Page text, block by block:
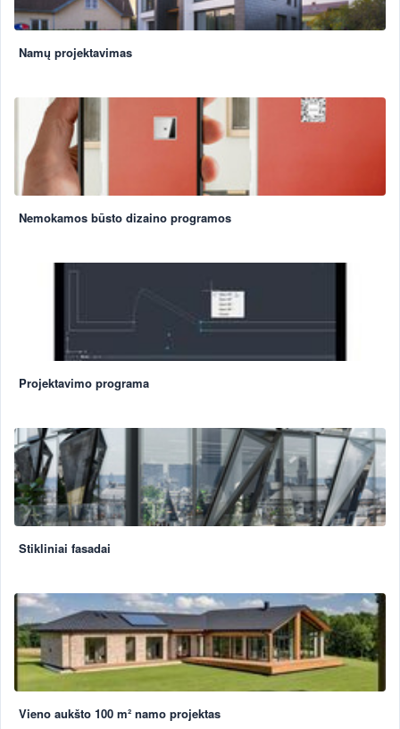
Namų projektavimas
Nemokamos būsto dizaino programos
Projektavimo programa
Stikliniai fasadai
Vieno aukšto 100 m² namo projektas